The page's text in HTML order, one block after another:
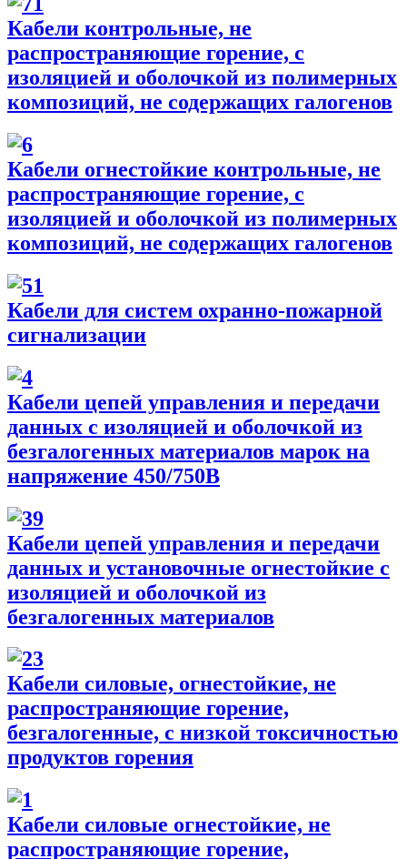
Кабели контрольные, не
распространяющие горение, с
изоляцией и оболочкой из полимерных
композиций, не содержащих галогенов
Кабели огнестойкие контрольные, не
распространяющие горение, с
изоляцией и оболочкой из полимерных
композиций, не содержащих галогенов
Кабели для систем охранно-пожарной
сигнализации
Кабели цепей управления и передачи
данных с изоляцией и оболочкой из
безгалогенных материалов марок на
напряжение 450/750В
Кабели цепей управления и передачи
данных и установочные огнестойкие с
изоляцией и оболочкой из
безгалогенных материалов
Кабели силовые, огнестойкие, не
распространяющие горение,
безгалогенные, с низкой токсичностью
продуктов горения
Кабели силовые огнестойкие, не
распространяющие горение,